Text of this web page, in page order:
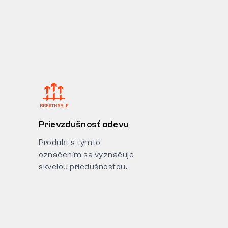
Prievzdušnosť odevu
Produkt s týmto
označením sa vyznačuje
skvelou priedušnosťou.